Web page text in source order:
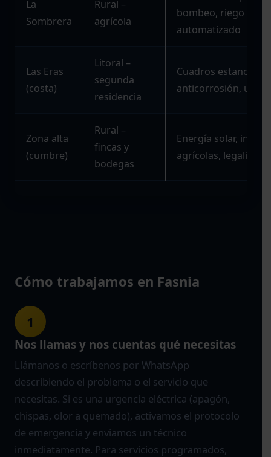
La
Sombrera
Rural –
agrícola
bombeo, riego
automatizado
Las Eras
(costa)
Litoral –
segunda
residencia
Cuadros estancos
anticorrosión,
Zona alta
(cumbre)
Rural –
fincas y
bodegas
Energía solar,
agrícolas,
Cómo trabajamos en Fasnia
1
Nos llamas y nos cuentas qué necesitas
Llámanos o escríbenos por WhatsApp
describiendo el problema o el servicio que
necesitas. Si es una urgencia eléctrica (apagón,
chispas, olor a quemado), activamos el protocolo
de emergencia y enviamos un técnico
inmediatamente. Para servicios programados,